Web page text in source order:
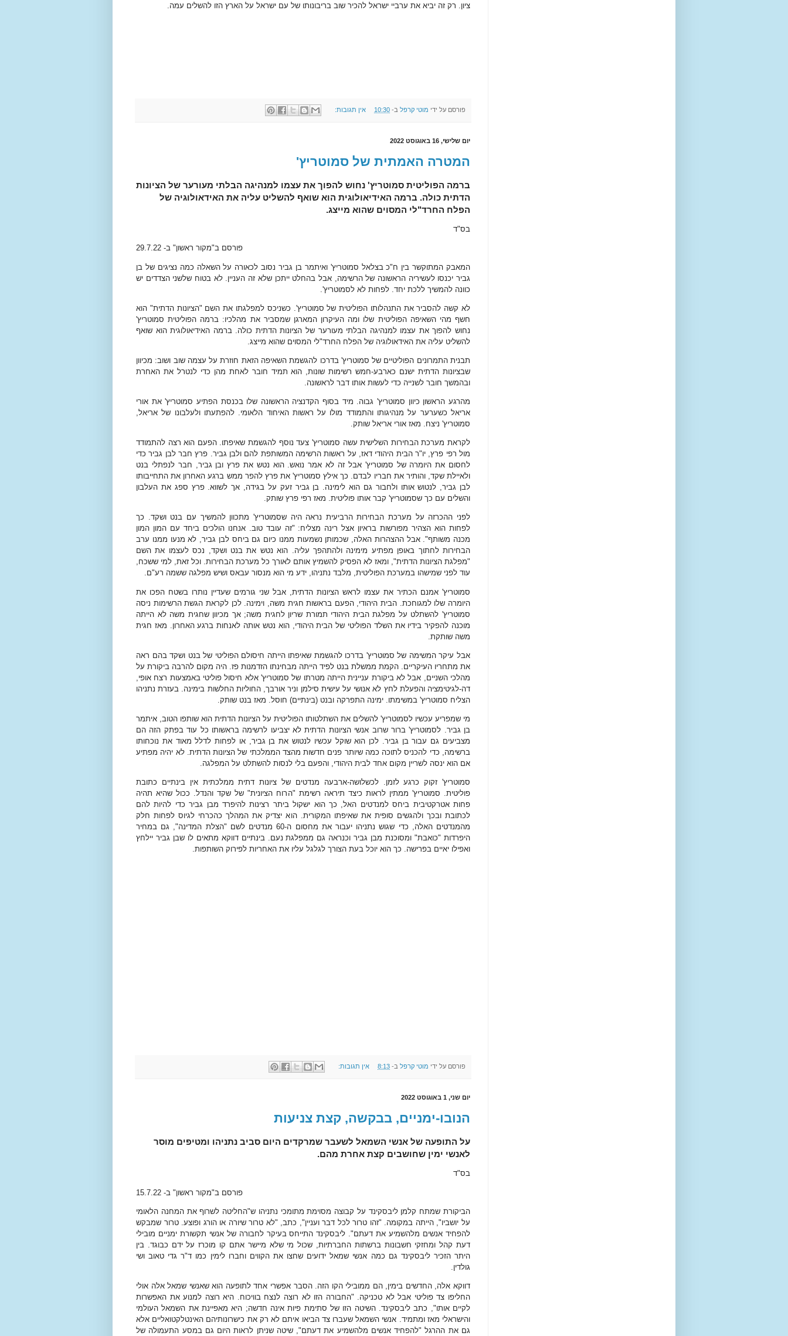
ציון. רק זה יביא את ערביי ישראל להכיר שוב בריבונותו של עם ישראל על הארץ הזו להשלים עמה.
פורסם על ידי מוטי קרפל ב- 10:30 אין תגובות:
יום שלישי, 16 באוגוסט 2022
המטרה האמתית של סמוטריץ'
ברמה הפוליטית סמוטריץ' נחוש להפוך את עצמו למנהיגה הבלתי מעורער של הציונות
הדתית כולה. ברמה האידיאולוגית הוא שואף להשליט עליה את האידאולוגיה של
הפלח החרד"לי המסוים שהוא מייצג.
בס"ד
פורסם ב"מקור ראשון" ב- 29.7.22
המאבק המתוקשר בין ח"כ בצלאל סמוטריץ' ואיתמר בן גביר נסוב לכאורה על השאלה כמה נציגים של בן
גביר יכנסו לעשיריה הראשונה של הרשימה, אבל בהחלט ייתכן שלא זה העניין. לא בטוח שלשני הצדדים יש
כוונה להמשיך ללכת יחד. לפחות לא לסמוטריץ'.
לא קשה להסביר את התנהלותו הפוליטית של סמוטריץ'. כשניכס למפלגתו את השם "הציונות הדתית" הוא
חשף מהי השאיפה הפוליטית שלו ומה העיקרון המארגן שמסביר את מהלכיו: ברמה הפוליטית סמוטריץ'
נחוש להפוך את עצמו למנהיגה הבלתי מעורער של הציונות הדתית כולה. ברמה האידיאולוגית הוא שואף
להשליט עליה את האידאולוגיה של הפלח החרד"לי המסוים שהוא מייצג.
תבנית התמרונים הפוליטיים של סמוטריץ' בדרכו להגשמת השאיפה הזאת חוזרת על עצמה שוב ושוב: מכיוון
שבציונות הדתית ישנם כארבע-חמש רשימות שונות, הוא תמיד חובר לאחת מהן כדי לנטרל את האחרת
ובהמשך חובר לשנייה כדי לעשות אותו דבר לראשונה.
מהרגע הראשון כיוון סמוטריץ' גבוה. מיד בסוף הקדנציה הראשונה שלו בכנסת הפתיע סמוטריץ' את אורי
אריאל כשערער על מנהיגותו והתמודד מולו על ראשות האיחוד הלאומי. להפתעתו ולעלבונו של אריאל,
סמוטריץ' ניצח. מאז אורי אריאל שותק.
לקראת מערכת הבחירות השלישית עשה סמוטריץ' צעד נוסף להגשמת שאיפתו. הפעם הוא רצה להתמודד
מול רפי פרץ, יו"ר הבית היהודי דאז, על ראשות הרשימה המשותפת להם ולבן גביר. פרץ חבר לבן גביר כדי
לחסום את היומרה של סמוטריץ' אבל זה לא אמר נואש. הוא נטש את פרץ ובן גביר, חבר לנפתלי בנט
ולאיילת שקד, והותיר את חבריו לבדם. כך אילץ סמוטריץ' את פרץ להפר ממש ברגע האחרון את התחייבותו
לבן גביר, לנטוש אותו ולחבור גם הוא לימינה. בן גביר זעק על בגידה, אך לשווא. פרץ ספג את העלבון
והשלים עם כך שסמוטריץ' קבר אותו פוליטית. מאז רפי פרץ שותק.
לפני ההכרזה על מערכת הבחירות הרביעית נראה היה שסמוטריץ' מתכוון להמשיך עם בנט ושקד. כך
לפחות הוא הצהיר מפורשות בראיון אצל רינה מצליח: "זה עובד טוב. אנחנו הולכים ביחד עם המון המון
מכנה משותף". אבל ההצהרות האלה, שכמותן נשמעות ממנו כיום גם ביחס לבן גביר, לא מנעו ממנו ערב
הבחירות לחתוך באופן מפתיע מימינה ולהתהפך עליה. הוא נטש את בנט ושקד, נכס לעצמו את השם
"מפלגת הציונות הדתית", ומאז לא הפסיק להשמיץ אותם לאורך כל מערכת הבחירות. וכל זאת, למי ששכח,
עוד לפני שמישהו במערכת הפוליטית, מלבד נתניהו, ידע מי הוא מנסור עבאס ושיש מפלגה ששמה רע"ם.
סמוטריץ' אמנם הכתיר את עצמו לראש הציונות הדתית, אבל שני גורמים שעדיין נותרו בשטח הפכו את
היומרה שלו למגוחכת. הבית היהודי, הפעם בראשות חגית משה, וימינה. לכן לקראת הגשת הרשימות ניסה
סמוטריץ' להשתלט על מפלגת הבית היהודי תמורת שריון לחגית משה; אך מכיוון שחגית משה לא הייתה
מוכנה להפקיר בידיו את השלד הפוליטי של הבית היהודי, הוא נטש אותה לאנחות ברגע האחרון. מאז חגית
משה שותקת.
אבל עיקר המשימה של סמוטריץ' בדרכו להגשמת שאיפתו הייתה חיסולם הפוליטי של בנט ושקד בהם ראה
את מתחריו העיקריים. הקמת ממשלת בנט לפיד הייתה מבחינתו הזדמנות פז. היה מקום להרבה ביקורת על
מהלכי השניים, אבל לא ביקורת עניינית הייתה מטרתו של סמוטריץ' אלא חיסול פוליטי באמצעות רצח אופי,
דה-לגיטימציה והפעלת לחץ לא אנושי על עישית סילמן וניר אורבך, החוליות החלשות בימינה. בעזרת נתניהו
הצליח סמוטריץ' במשימתו. ימינה התפרקה ובנט (בינתיים) חוסל. מאז בנט שותק.
מי שמפריע עכשיו לסמוטריץ' להשלים את השתלטותו הפוליטית על הציונות הדתית הוא שותפו הטוב, איתמר
בן גביר. לסמוטריץ' ברור שרוב אנשי הציונות הדתית לא יצביעו לרשימה בראשותו כל עוד בפתק הזה הם
מצביעים גם עבור בן גביר. לכן הוא שוקל עכשיו לנטוש את בן גביר, או לפחות לדלל מאוד את נוכחותו
ברשימה, כדי להכניס לתוכה כמה שיותר פנים חדשות מהצד הממלכתי של הציונות הדתית. לא יהיה מפתיע
אם הוא ינסה לשריין מקום אחד לבית היהודי, והפעם בלי לנסות להשתלט על המפלגה.
סמוטריץ' זקוק כרגע לזמן. לכשלושה-ארבעה מנדטים של ציונות דתית ממלכתית אין בינתיים כתובת
פוליטית. סמוטריץ' ממתין לראות כיצד תיראה רשימת "הרוח הציונית" של שקד והנדל. ככול שהיא תהיה
פחות אטרקטיבית ביחס למנדטים האל, כך הוא ישקול ביתר רצינות להיפרד מבן גביר כדי להיות להם
לכתובת ובכך ולהגשים סופית את שאיפתו המקורית. הוא יצדיק את המהלך כהכרחי לגיוס לפחות חלק
מהמנדטים האלה, כדי שגוש נתניהו יעבור את מחסום ה-60 מנדטים לשם "הצלת המדינה", גם במחיר
היפרדות "כואבת" ומסוכנת מבן גביר וכנראה גם ממפלגת נעם. בינתיים דווקא מתאים לו שבן גביר יילחץ
ואפילו יאיים בפרישה. כך הוא יוכל בעת הצורך לגלגל עליו את האחריות לפירוק השותפות.
פורסם על ידי מוטי קרפל ב- 8:13 אין תגובות:
יום שני, 1 באוגוסט 2022
הנובו-ימניים, בבקשה, קצת צניעות
על התופעה של אנשי השמאל לשעבר שמרקדים היום סביב נתניהו ומטיפים מוסר
לאנשי ימין שחושבים קצת אחרת מהם.
בס"ד
פורסם ב"מקור ראשון" ב- 15.7.22
הביקורת שמתח קלמן ליבסקינד על קבוצה מסוימת מתומכי נתניהו ש"החליטה לשרוף את המחנה הלאומי
על יושביו", הייתה במקומה. "זהו טרור לכל דבר ועניין", כתב, "לא טרור שיורה או הורג ופוצע. טרור שמבקש
להפחיד אנשים מלהשמיע את דעתם". ליבסקינד התייחס בעיקר לחבורה של אנשי תקשורת ימניים מובילי
דעת קהל ומחזקי חשבונות ברשתות החברתיות, שכול מי שלא מיישר אתם קו מוכרז על ידם כבוגד. בין
היתר הזכיר ליבסקינד גם כמה אנשי שמאל ידועים שחצו את הקווים וחברו לימין כמו ד"ר גדי טאוב ושי
גולדין.
דווקא אלה, החדשים בימין, הם ממובילי הקו הזה. הסבר אפשרי אחד לתופעה הוא שאנשי שמאל אלה אולי
החליפו צד פוליטי אבל לא טכניקה. "החבורה הזו לא רוצה לנצח בוויכוח. היא רוצה למנוע את האפשרות
לקיים אותו", כתב ליבסקינד. השיטה הזו של סתימת פיות אינה חדשה; היא מאפיינת את השמאל העולמי
והישראלי מאז ומתמיד. אנשי השמאל שעברו צד הביאו איתם לא רק את כישרונותיהם האינטלקטואליים אלא
גם את ההרגל "להפחיד אנשים מלהשמיע את דעתם", שיטה שניתן לראות היום גם במסע התעמולה של